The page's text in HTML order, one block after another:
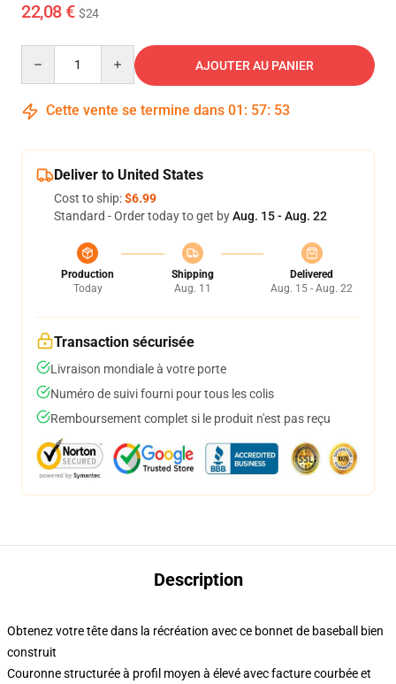
22,08 € $24
AJOUTER AU PANIER
Cette vente se termine dans 01 : 57: 53
Deliver to United States
Cost to ship:$6.99
Standard - Order today to get byAug. 15 - Aug. 22
Production
Today
Shipping
Aug. 11
Delivered
Aug. 15 - Aug. 22
Transaction sécurisée
Livraison mondiale à votre porte
Numéro de suivi fourni pour tous les colis
Remboursement complet si le produit n'est pas reçu
Description
Obtenez votre tête dans la récréation avec ce bonnet de baseball bien
construit
Couronne structurée à profil moyen à élevé avec facture courbée et